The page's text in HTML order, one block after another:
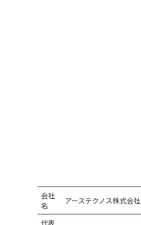
会社
名
アーステクノス株式会社